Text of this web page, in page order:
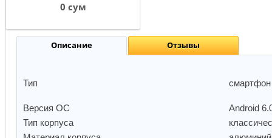
0 сум
Описание Отзывы
Тип
Версия ОС
Android
Тип корпуса